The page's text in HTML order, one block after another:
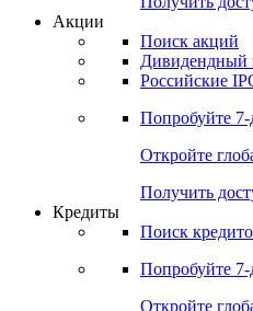
Акции
Поиск акций
Дивидендный
Российские
Попробуйте
Откройте
Получить
Кредиты
Поиск
Попробуйте
Откройте